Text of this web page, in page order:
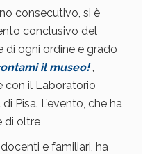
consecutivo, si è
conclusivo del
ogni ordine e grado
il museo!
con il Laboratorio
Pisa. L’evento, che ha
di oltre
e familiari, ha